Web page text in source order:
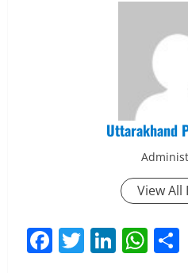
Uttarakhand
View All
Facebook
Twitter